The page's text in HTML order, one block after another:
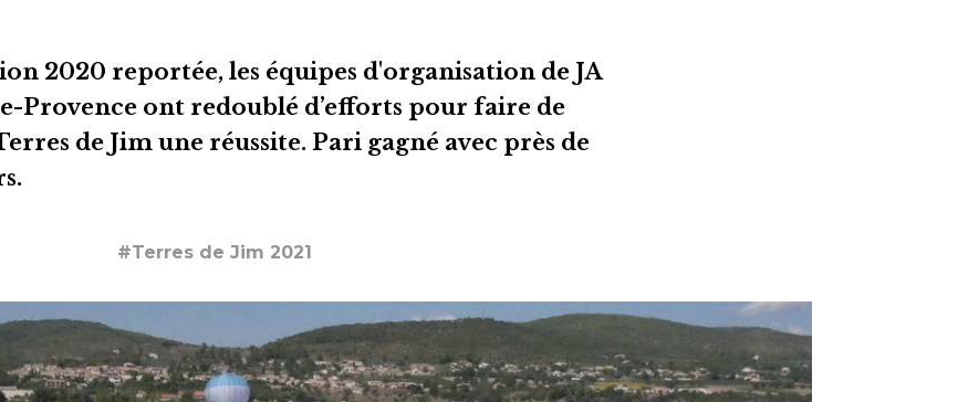
2020 reportée, les équipes d'organisation de JA
Provence ont redoublé d’efforts pour faire de
de Jim une réussite. Pari gagné avec près de
#Terres de Jim 2021